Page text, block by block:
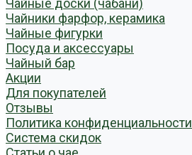
Чайные доски (чабани)
Чайники фарфор, керамика
Чайные фигурки
Посуда и аксессуары
Чайный бар
Акции
Для покупателей
Отзывы
Политика конфиденциальности
Система скидок